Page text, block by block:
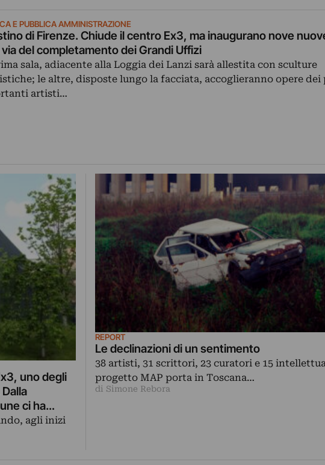
E PUBBLICA AMMINISTRAZIONE
di Firenze. Chiude il centro Ex3, ma inaugurano nove
del completamento dei Grandi Uffizi
sala, adiacente alla Loggia dei Lanzi sarà allestita con sculture
le altre, disposte lungo la facciata, accoglieranno opere dei
artisti…
uno degli
ci ha
agli inizi
REPORT
Le declinazioni di un sentimento
38 artisti, 31 scrittori, 23 curatori e 15
progetto MAP porta in Toscana…
di Simone Rebora